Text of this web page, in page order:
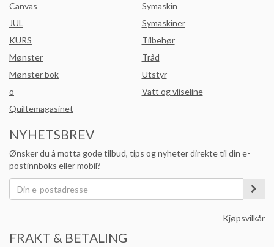
Canvas
JUL
KURS
Mønster
Mønster bok
o
Quiltemagasinet
Symaskin
Symaskiner
Tilbehør
Tråd
Utstyr
Vatt og vliseline
NYHETSBREV
Ønsker du å motta gode tilbud, tips og nyheter direkte til din e-
postinnboks eller mobil?
Kjøpsvilkår
FRAKT & BETALING